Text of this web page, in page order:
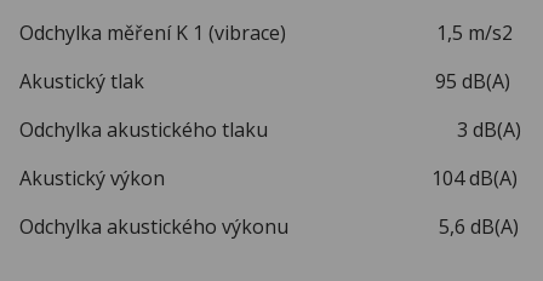
Odchylka měření K 1 (vibrace) 1,5 m/s2
Akustický tlak 95 dB(A)
Odchylka akustického tlaku 3 dB(A)
Akustický výkon 104 dB(A)
Odchylka akustického výkonu 5,6 dB(A)